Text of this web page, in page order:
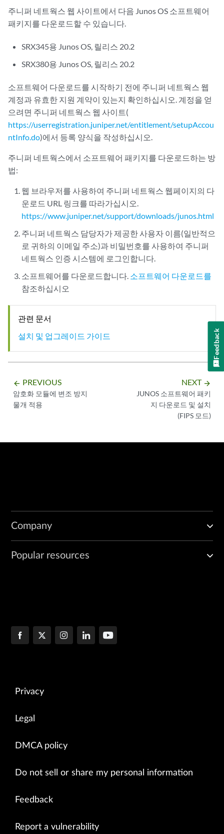
주니퍼 네트웍스 웹 사이트에서 다음 Junos OS 소프트웨어
패키지를 다운로드할 수 있습니다.
SRX345용 Junos OS, 릴리스 20.2
SRX380용 Junos OS, 릴리스 20.2
소프트웨어 다운로드를 시작하기 전에 주니퍼 네트웍스 웹
계정과 유효한 지원 계약이 있는지 확인하십시오. 계정을 얻
으려면 주니퍼 네트웍스 웹 사이트(
https://userregistration.juniper.net/entitlement/setupAccou
ntInfo.do)에서 등록 양식을 작성하십시오.
주니퍼 네트웍스에서 소프트웨어 패키지를 다운로드하는 방
법:
웹 브라우저를 사용하여 주니퍼 네트웍스 웹페이지의 다
운로드 URL 링크를 따라가십시오.
https://www.juniper.net/support/downloads/junos.html
주니퍼 네트웍스 담당자가 제공한 사용자 이름(일반적으
로 귀하의 이메일 주소)과 비밀번호를 사용하여 주니퍼
네트웍스 인증 시스템에 로그인합니다.
소프트웨어를 다운로드합니다. 소프트웨어 다운로드를
참조하십시오
관련 문서
설치 및 업그레이드 가이드
arrow_backward PREVIOUS
암호화 모듈에 변조 방지
물개 적용
NEXT arrow_forward
JUNOS 소프트웨어 패키
지 다운로드 및 설치
(FIPS 모드)
Company
Popular resources
Privacy
Legal
DMCA policy
Do not sell or share my personal information
Feedback
Report a vulnerability
Feedback